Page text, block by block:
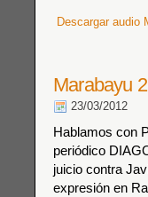
Descargar audio
Marabayu
23/03/2012
Hablamos con
periódico
juicio contra
expresión en